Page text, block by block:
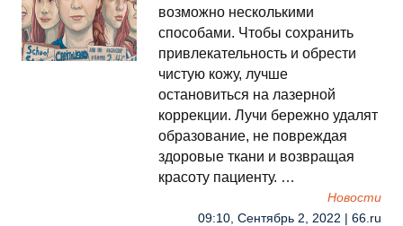
возможно несколькими
способами. Чтобы сохранить
привлекательность и обрести
чистую кожу, лучше
остановиться на лазерной
коррекции. Лучи бережно удалят
образование, не повреждая
здоровые ткани и возвращая
красоту пациенту. …
Новости
09:10, Сентябрь 2, 2022 | 66.ru